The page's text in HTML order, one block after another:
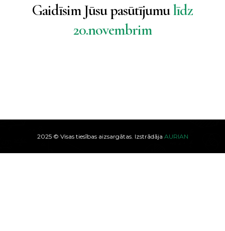
Gaidīsim Jūsu pasūtījumulīdz
20.novembrim
2025 © Visas tiesības aizsargātas. Izstrādāja AURIAN